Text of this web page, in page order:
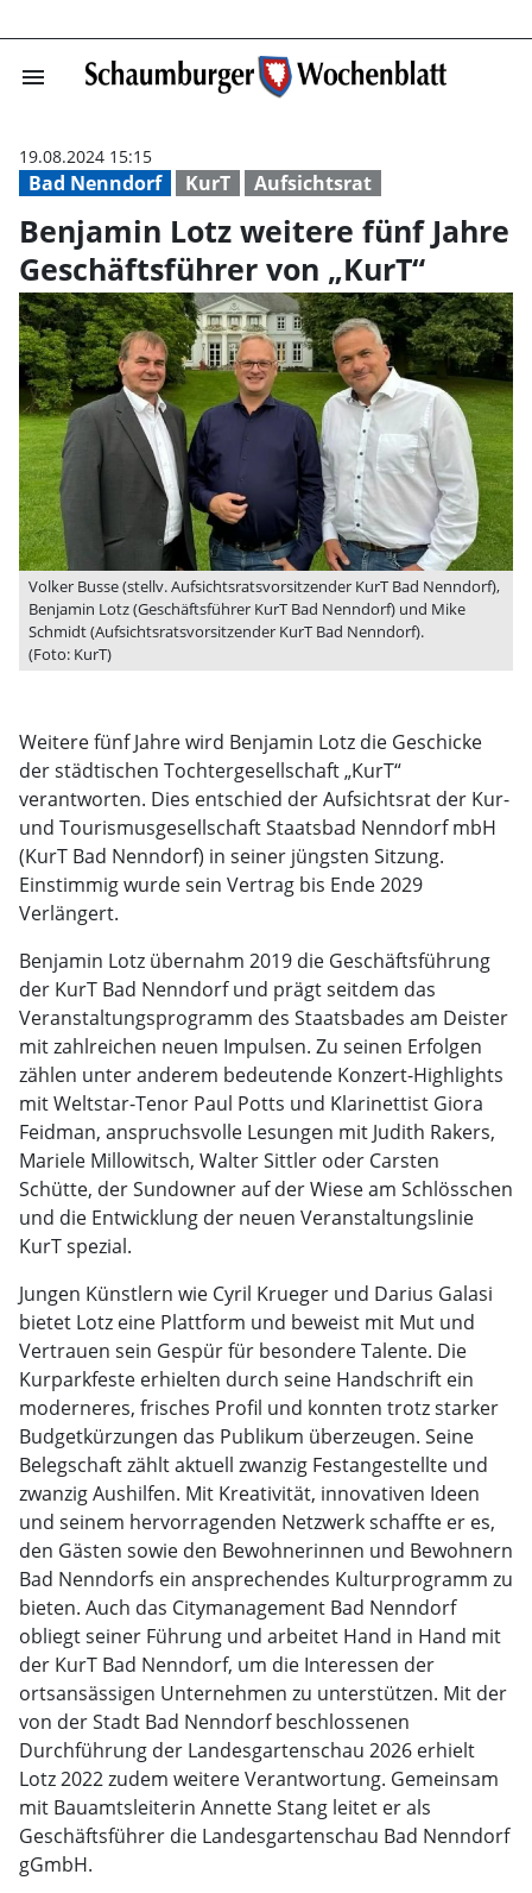
menu Benjamin Lotz
Bad Nenndorf KurT Aufsichtsrat
19.08.2024 15:15
Benjamin Lotz weitere fünf Jahre
Geschäftsführer von „KurT“
Volker Busse (stellv. Aufsichtsratsvorsitzender KurT Bad Nenndorf),
Benjamin Lotz (Geschäftsführer KurT Bad Nenndorf) und Mike
Schmidt (Aufsichtsratsvorsitzender KurT Bad Nenndorf).
(Foto: KurT)
Weitere fünf Jahre wird Benjamin Lotz die Geschicke
der städtischen Tochtergesellschaft „KurT“
verantworten. Dies entschied der Aufsichtsrat der Kur-
und Tourismusgesellschaft Staatsbad Nenndorf mbH
(KurT Bad Nenndorf) in seiner jüngsten Sitzung.
Einstimmig wurde sein Vertrag bis Ende 2029
Verlängert.
Benjamin Lotz übernahm 2019 die Geschäftsführung
der KurT Bad Nenndorf und prägt seitdem das
Veranstaltungsprogramm des Staatsbades am Deister
mit zahlreichen neuen Impulsen. Zu seinen Erfolgen
zählen unter anderem bedeutende Konzert-Highlights
mit Weltstar-Tenor Paul Potts und Klarinettist Giora
Feidman, anspruchsvolle Lesungen mit Judith Rakers,
Mariele Millowitsch, Walter Sittler oder Carsten
Schütte, der Sundowner auf der Wiese am Schlösschen
und die Entwicklung der neuen Veranstaltungslinie
KurT spezial.
Jungen Künstlern wie Cyril Krueger und Darius Galasi
bietet Lotz eine Plattform und beweist mit Mut und
Vertrauen sein Gespür für besondere Talente. Die
Kurparkfeste erhielten durch seine Handschrift ein
moderneres, frisches Profil und konnten trotz starker
Budgetkürzungen das Publikum überzeugen. Seine
Belegschaft zählt aktuell zwanzig Festangestellte und
zwanzig Aushilfen. Mit Kreativität, innovativen Ideen
und seinem hervorragenden Netzwerk schaffte er es,
den Gästen sowie den Bewohnerinnen und Bewohnern
Bad Nenndorfs ein ansprechendes Kulturprogramm zu
bieten. Auch das Citymanagement Bad Nenndorf
obliegt seiner Führung und arbeitet Hand in Hand mit
der KurT Bad Nenndorf, um die Interessen der
ortsansässigen Unternehmen zu unterstützen. Mit der
von der Stadt Bad Nenndorf beschlossenen
Durchführung der Landesgartenschau 2026 erhielt
Lotz 2022 zudem weitere Verantwortung. Gemeinsam
mit Bauamtsleiterin Annette Stang leitet er als
Geschäftsführer die Landesgartenschau Bad Nenndorf
gGmbH.